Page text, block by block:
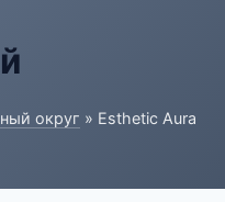
округ » Esthetic Aura